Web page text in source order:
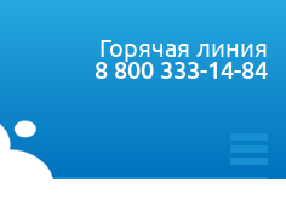
toggle
Горячая линия
8 800 333-14-84